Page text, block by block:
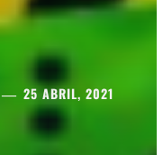
25 ABRIL, 2021